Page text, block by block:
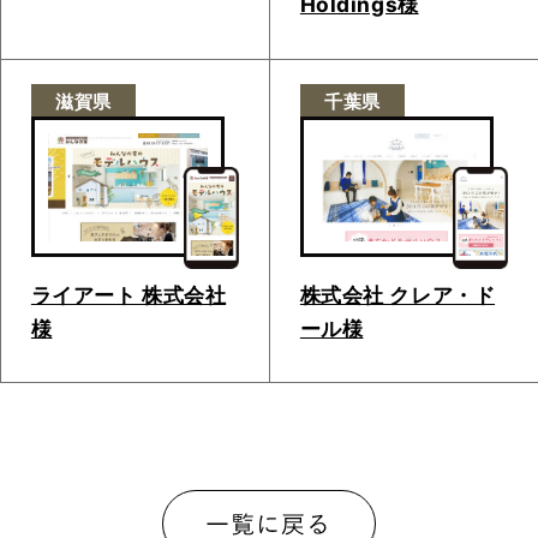
滋賀県
ライアート 株式会社
様
千葉県
株式会社 クレア・ド
ール様